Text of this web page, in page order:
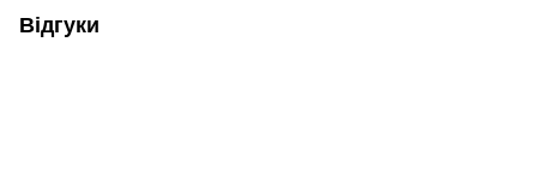
Відгуки